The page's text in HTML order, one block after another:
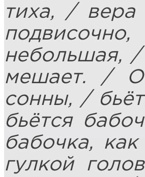
тиха, / вера
небольшая, /
мешает. /
сонны, /
бьётся
бабочка,
гулкой